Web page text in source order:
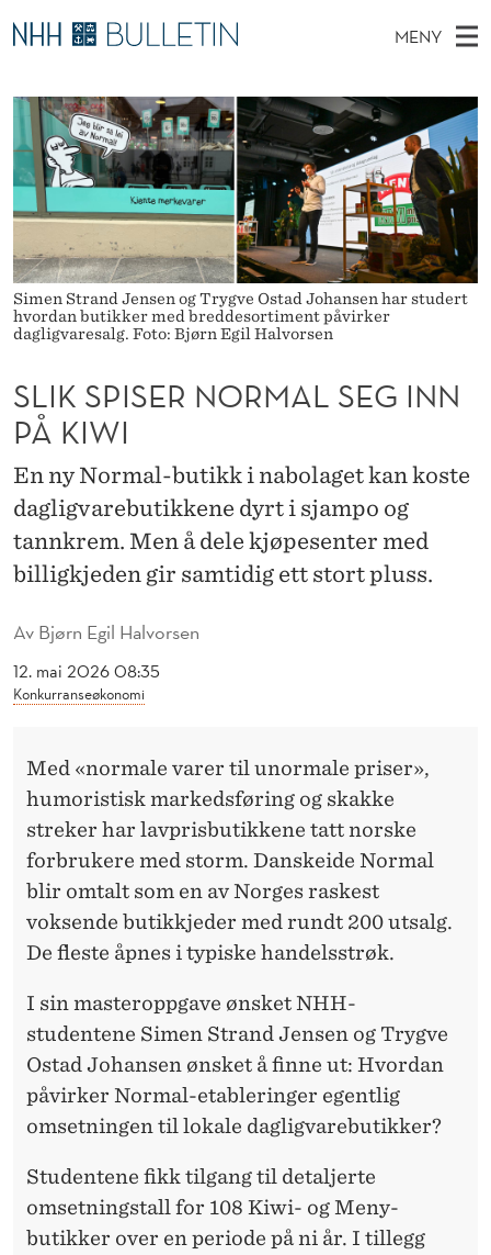
S
L
K
S
P
S
E
R
N
O
R
M
A
L
S
E
W
MENY
O
V
E
D
M
E
N
Y
Ø
N
T
T
T
D
E
T
Stipendiater og nye forskerprofiler
Disputaser
Ekspertutvalg
Om Bulletin
Simen Strand Jensen og Trygve Ostad Johansen har studert
hvordan butikker med breddesortiment påvirker
dagligvaresalg. Foto: Bjørn Egil Halvorsen
Av Bjørn Egil Halvorsen
12. mai 2026 08:35
Konkurranseøkonomi
SLIK SPISER NORMAL SEG INN
PÅ KIWI
En ny Normal-butikk i nabolaget kan koste
dagligvarebutikkene dyrt i sjampo og
tannkrem. Men å dele kjøpesenter med
billigkjeden gir samtidig ett stort pluss.
Med «normale varer til unormale priser»,
humoristisk markedsføring og skakke
streker har lavprisbutikkene tatt norske
forbrukere med storm. Danskeide Normal
blir omtalt som en av Norges raskest
voksende butikkjeder med rundt 200 utsalg.
De fleste åpnes i typiske handelsstrøk.
I sin masteroppgave ønsket NHH-
studentene Simen Strand Jensen og Trygve
Ostad Johansen ønsket å finne ut: Hvordan
påvirker Normal-etableringer egentlig
omsetningen til lokale dagligvarebutikker?
Studentene fikk tilgang til detaljerte
omsetningstall for 108 Kiwi- og Meny-
butikker over en periode på ni år. I tillegg